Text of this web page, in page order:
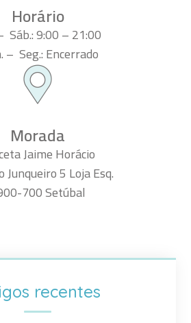
Horário
Sáb.: 9:00 – 21:00
– Seg.: Encerrado
Morada
Jaime Horácio
Junqueiro 5 Loja Esq.
700 Setúbal
recentes